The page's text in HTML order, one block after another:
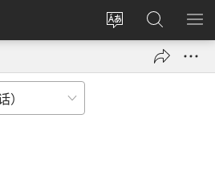
更
登
录
（打
搜
索
JW.ORG
显